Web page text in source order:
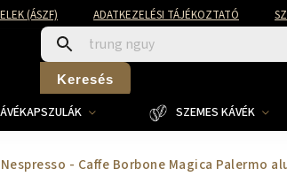
(ÁSZF) ADATKEZELÉSI TÁJÉKOZTATÓ
Keresés
SZEMES KÁVÉK
Nespresso - Caffe Borbone Magica Palermo